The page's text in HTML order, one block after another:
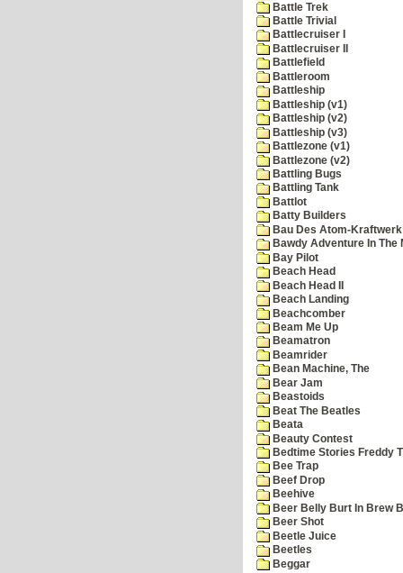
Battle Trek
Battle Trivial
Battlecruiser I
Battlecruiser II
Battlefield
Battleroom
Battleship
Battleship (v1)
Battleship (v2)
Battleship (v3)
Battlezone (v1)
Battlezone (v2)
Battling Bugs
Battling Tank
Battlot
Batty Builders
Bau Des Atom-Kraftwerk
Bawdy Adventure In The
Bay Pilot
Beach Head
Beach Head II
Beach Landing
Beachcomber
Beam Me Up
Beamatron
Beamrider
Bean Machine, The
Bear Jam
Beastoids
Beat The Beatles
Beata
Beauty Contest
Bedtime Stories Freddy
Bee Trap
Beef Drop
Beehive
Beer Belly Burt In Brew
Beer Shot
Beetle Juice
Beetles
Beggar